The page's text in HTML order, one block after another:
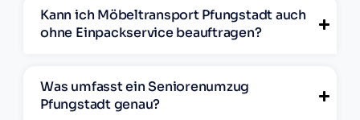
Kann ich Möbeltransport Pfungstadt auch
ohne Einpackservice beauftragen?
Was umfasst ein Seniorenumzug
Pfungstadt genau?